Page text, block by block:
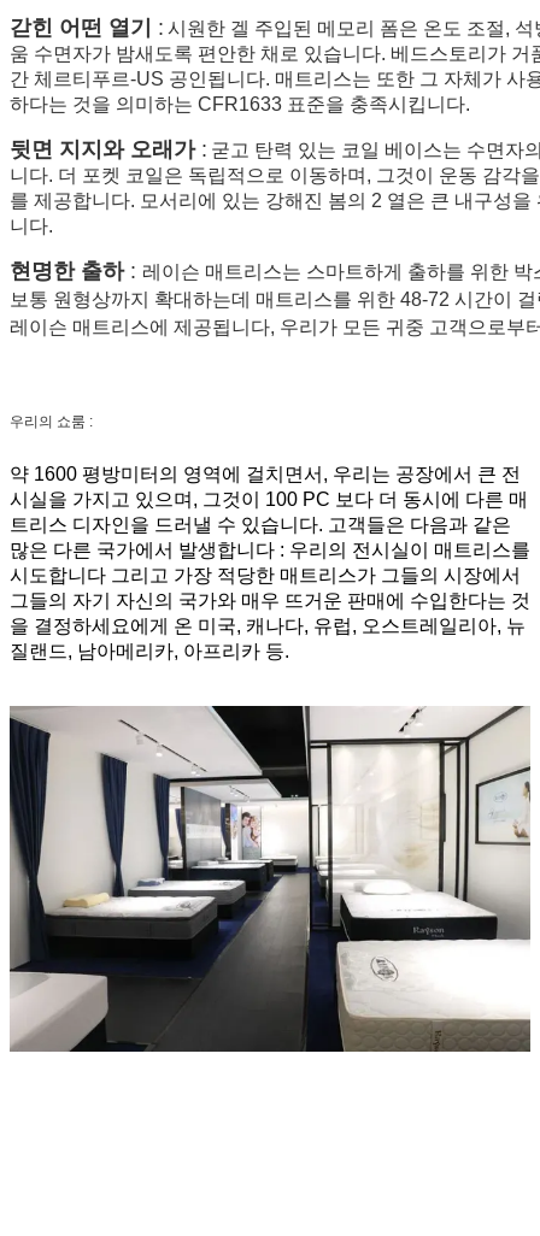
갇힌 어떤 열기 : 시원한 겔 주입된 메모리 폼은 온도 조절,
움 수면자가 밤새도록 편안한 채로 있습니다. 베드스토리가
간 체르티푸르-US 공인됩니다. 매트리스는 또한 그 자체가 사
하다는 것을 의미하는 CFR1633 표준을 충족시킵니다.
뒷면 지지와 오래가: 굳고 탄력 있는 코일 베이스는 수면자
니다. 더 포켓 코일은 독립적으로 이동하며, 그것이 운동 감각
를 제공합니다. 모서리에 있는 강해진 봄의 2 열은 큰 내구성
니다.
현명한 출하: 레이슨 매트리스는 스마트하게 출하를 위한
보통 원형상까지 확대하는데 매트리스를 위한 48-72 시간이
레이슨 매트리스에 제공됩니다, 우리가 모든 귀중 고객으로부
우리의 쇼룸 :
약 1600 평방미터의 영역에 걸치면서, 우리는 공장에서 큰 전
시실을 가지고 있으며, 그것이 100 PC 보다 더 동시에 다른 매
트리스 디자인을 드러낼 수 있습니다. 고객들은 다음과 같은
많은 다른 국가에서 발생합니다 : 우리의 전시실이 매트리스를
시도합니다 그리고 가장 적당한 매트리스가 그들의 시장에서
그들의 자기 자신의 국가와 매우 뜨거운 판매에 수입한다는 것
을 결정하세요에게 온 미국, 캐나다, 유럽, 오스트레일리아, 뉴
질랜드, 남아메리카, 아프리카 등.